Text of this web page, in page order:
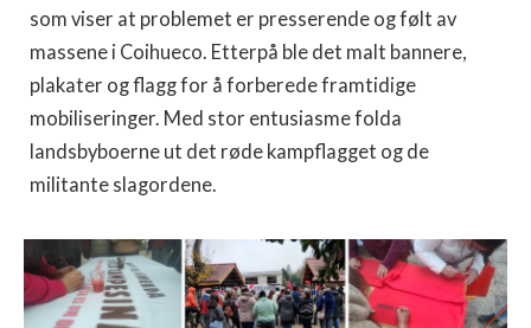
som viser at problemet er presserende og følt av
massene i Coihueco. Etterpå ble det malt bannere,
plakater og flagg for å forberede framtidige
mobiliseringer. Med stor entusiasme folda
landsbyboerne ut det røde kampflagget og de
militante slagordene.